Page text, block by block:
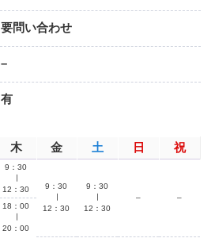
要問い合わせ
–
有
木 金 土 日 祝
9：30
12：30
9：30
12：30
9：30
12：30
–
–
18：00
20：00